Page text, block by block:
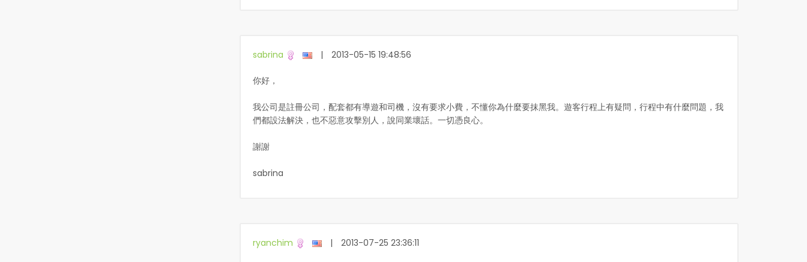
sabrina | 2013-05-15 19:48:56
你好，
我公司是註冊公司，配套都有導遊和司機，沒有要求小費，不懂你為什麼要抹黑我。遊客行程上有疑問，行程中有什麼問題，我
們都設法解決，也不惡意攻擊別人，說同業壞話。一切憑良心。
謝謝
sabrina
ryanchim | 2013-07-25 23:36:11